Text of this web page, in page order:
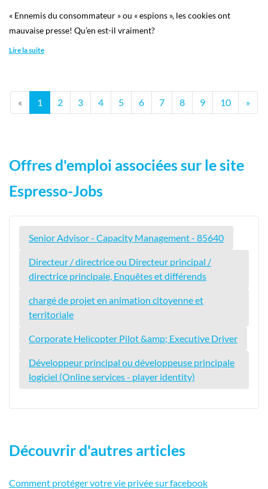
« Ennemis du consommateur » ou « espions », les cookies ont
mauvaise presse! Qu’en est-il vraiment?
Lire la suite
« 1 2 3 4 5 6 7 8 9 10 »
Offres d'emploi associées sur le site
Espresso-Jobs
Senior Advisor - Capacity Management - 85640
Directeur / directrice ou Directeur principal /
directrice principale, Enquêtes et différends
chargé de projet en animation citoyenne et
territoriale
Corporate Helicopter Pilot &amp; Executive Driver
Développeur principal ou développeuse principale
logiciel (Online services - player identity)
Découvrir d'autres articles
Comment protéger votre vie privée sur facebook